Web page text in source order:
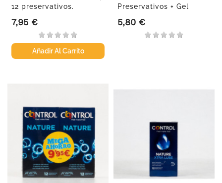
12 preservativos.
Precio
7,95 €
Añadir Al Carrito
Preservativos + Gel
Precio
5,80 €